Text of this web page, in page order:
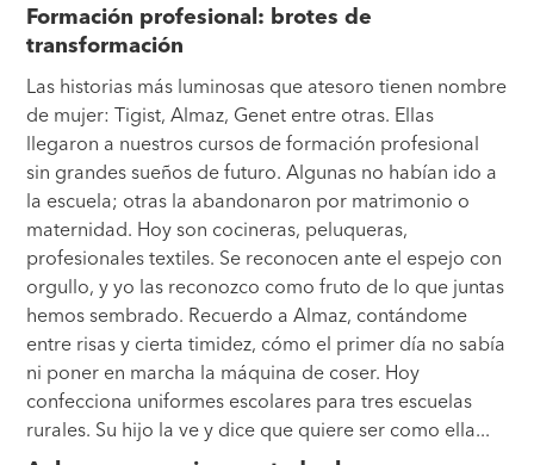
Formación profesional: brotes de
transformación
Las historias más luminosas que atesoro tienen nombre
de mujer: Tigist, Almaz, Genet entre otras. Ellas
llegaron a nuestros cursos de formación profesional
sin grandes sueños de futuro. Algunas no habían ido a
la escuela; otras la abandonaron por matrimonio o
maternidad. Hoy son cocineras, peluqueras,
profesionales textiles. Se reconocen ante el espejo con
orgullo, y yo las reconozco como fruto de lo que juntas
hemos sembrado. Recuerdo a Almaz, contándome
entre risas y cierta timidez, cómo el primer día no sabía
ni poner en marcha la máquina de coser. Hoy
confecciona uniformes escolares para tres escuelas
rurales. Su hijo la ve y dice que quiere ser como ella...